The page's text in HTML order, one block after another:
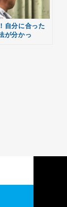
自分に合った
が分かっ無料